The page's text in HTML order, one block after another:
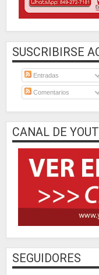
SUSCRIBIRSE
Entradas
Comentarios
CANAL DE
SEGUIDORES